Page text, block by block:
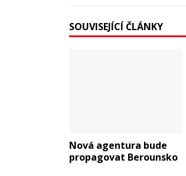
SOUVISEJÍCÍ ČLÁNKY
Nová agentura bude
propagovat Berounsko